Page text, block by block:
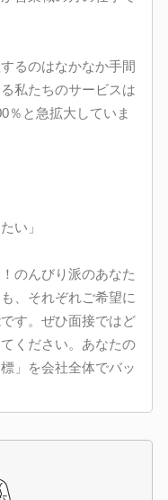
るのはなかなか手間
私たちのサービスは
％と急拡大していま
い」
のんびり派のあなた
、それぞれご希望に
す。ぜひ面接ではど
ください。あなたの
」を会社全体でバッ